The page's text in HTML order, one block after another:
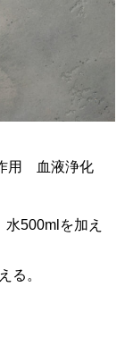
用 血液浄化
500mlを加え
る。